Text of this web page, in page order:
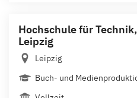
Hochschule für
Leipzig
Leipzig
Buch- und